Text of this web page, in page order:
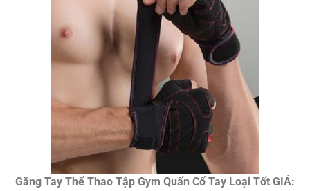
Găng Tay Thể Thao Tập Gym Quấn Cổ Tay Loại Tốt GIÁ: